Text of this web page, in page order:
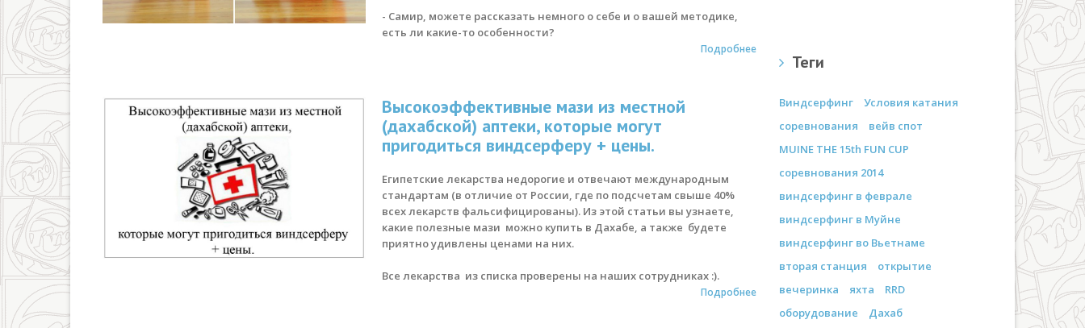
- Самир, можете рассказать немного о себе и о вашей методике,
есть ли какие-то особенности?
Подробнее
Высокоэффективные мази из местной
(дахабской) аптеки, которые могут
пригодиться виндсерферу + цены.
Египетские лекарства недорогие и отвечают международным
стандартам (в отличие от России, где по подсчетам свыше 40%
всех лекарств фальсифицированы). Из этой статьи вы узнаете,
какие полезные мази можно купить в Дахабе, а также будете
приятно удивлены ценами на них.
Все лекарства из списка проверены на наших сотрудниках :).
Подробнее
Теги
Виндсерфинг
Условия катания
соревнования
вейв спот
MUINE THE 15th FUN CUP
соревнования 2014
виндсерфинг в феврале
виндсерфинг в Муйне
виндсерфинг во Вьетнаме
вторая станция
открытие
вечеринка
яхта
RRD
оборудование
Дахаб